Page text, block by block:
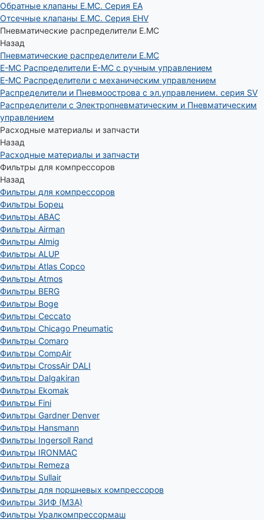
Обратные клапаны E.MC. Серия EA
Отсечные клапаны E.MC. Серия EHV
Пневматические распределители E.MC
Назад
Пневматические распределители E.MC
E-MC Распределители E-MC с ручным управлением
E-MC Распределители с механическим управлением
Распределители и Пневмоострова с эл.управлением. серия SV
Распределители с Электропневматическим и Пневматическим
управлением
Расходные материалы и запчасти
Назад
Расходные материалы и запчасти
Фильтры для компрессоров
Назад
Фильтры для компрессоров
Фильтры Борец
Фильтры ABAC
Фильтры Airman
Фильтры Almig
Фильтры ALUP
Фильтры Atlas Copco
Фильтры Atmos
Фильтры BERG
Фильтры Boge
Фильтры Ceccato
Фильтры Chicago Pneumatic
Фильтры Comaro
Фильтры CompAir
Фильтры CrossAir DALI
Фильтры Dalgakiran
Фильтры Ekomak
Фильтры Fini
Фильтры Gardner Denver
Фильтры Hansmann
Фильтры Ingersoll Rand
Фильтры IRONMAC
Фильтры Remeza
Фильтры Sullair
Фильтры для поршневых компрессоров
Фильтры ЗИФ (МЗА)
Фильтры Уралкомпрессормаш